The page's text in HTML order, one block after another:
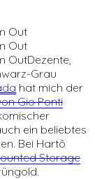
Dezente,
Grau
hat mich der
Gio Ponti
ein beliebtes
Bei Hartô
Storage